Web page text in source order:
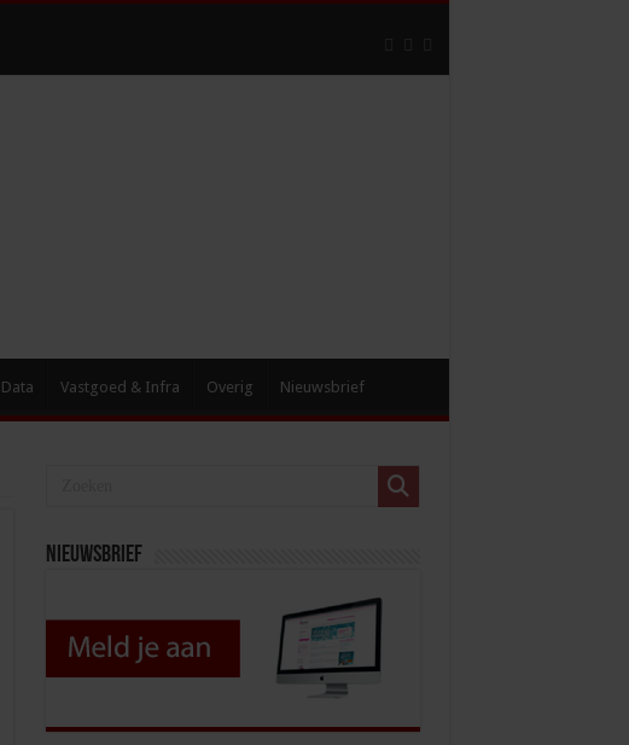
Data Vastgoed & Infra Overig Nieuwsbrief
Nieuwsbrief